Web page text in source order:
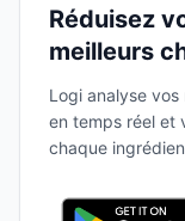
Réduisez
meilleurs
Logi analyse
en temps réel et
chaque